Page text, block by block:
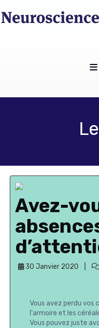
Avez-
30 Janvier 2020
Vous avez perdu vos
l'armoire et les
Vous pouvez juste